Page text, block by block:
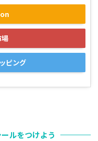
ピング
ルをつけよう